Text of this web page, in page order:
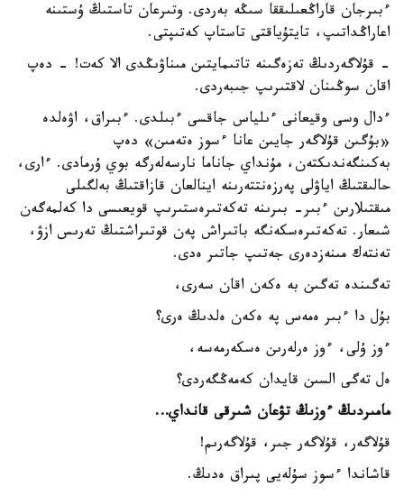
ءبىرجان قاراڭعىلىققا سىڭە بەردى. وتىرعان تاستىڭ ۇستىنە
اعاراڭداتىپ، تايتۇياقتى تاستاپ كەتىپتى.
- قۇلاگەردىڭ تەزەگىنە تاتىمايتىن مىناۋىڭدى الا كەت! - دەپ
اقان سوڭىنان لاقتىرىپ جىبەردى.
ءدال وسى وقيعانى ءىلياس جاقسى ءبىلدى. ءبىراق، اۋەلدە
«بۇگىن قۇلاگەر جايىن عانا ءسوز ەتەمىن» دەپ
بەكىنگەندىكتەن، مۇنداي جاناما نارسەلەرگە بوي ۇرمادى. ءارى،
حالىقتىڭ اياۋلى پەرزەنتتەرىنە اينالعان قازاقتىڭ بەلگىلى
مىقتىلارىن ءبىر- بىرىنە تەكەتىرەستىرىپ قويعىسى دا كەلمەگەن
شىعار. تەكەتىرەسكەنگە باتىراش پەن قوتىراشتىڭ تەرىس ازۋ،
تەنتەك مىنەزدەرى جەتىپ جاتىر ەدى.
تەگىندە تەگىن بە ەكەن اقان سەرى،
بۇل دا ءبىر ەمەس پە ەكەن ەلدىڭ ەرى؟
ءوز ۇلى، ءوز ەرلەرىن ەسكەرمەسە،
ەل تەگى السىن قايدان كەمەڭگەردى؟
مامىردىڭ ءوزىڭ تۋعان شىرقى قانداي…
قۇلاگەر، قۇلاگەر جىر، قۇلاگەرىم!
قاشاندا ءسوز سۇلەيى پىراق ەدىڭ.